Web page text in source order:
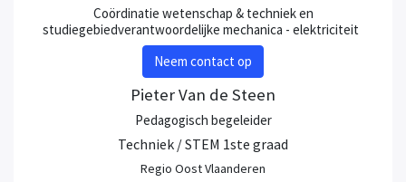
Coördinatie wetenschap & techniek en
studiegebiedverantwoordelijke mechanica - elektriciteit
Neem contact op
Pieter Van de Steen
Pedagogisch begeleider
Techniek / STEM 1ste graad
Regio Oost Vlaanderen